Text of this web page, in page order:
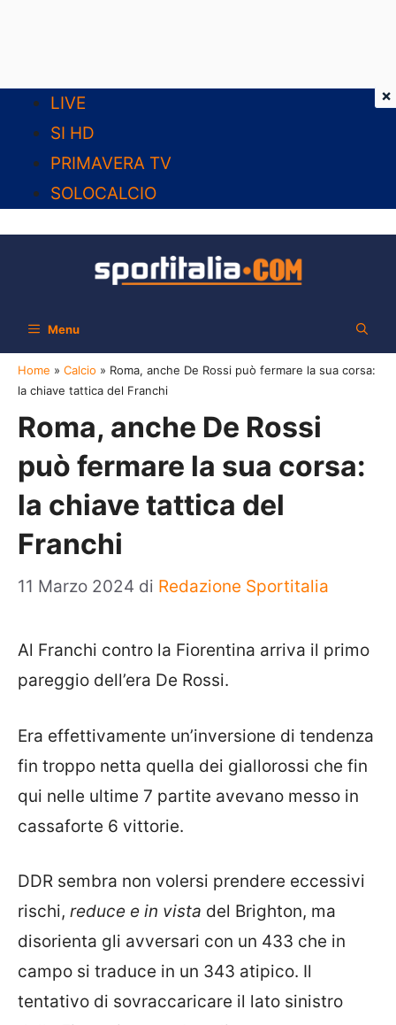
contenuto
LIVE
SI HD
PRIMAVERA TV
SOLOCALCIO
Menu
Home » Calcio » Roma, anche De Rossi può fermare la sua corsa:
la chiave tattica del Franchi
Roma, anche De Rossi
può fermare la sua corsa:
la chiave tattica del
Franchi
11 Marzo 2024 di Redazione Sportitalia
Al Franchi contro la Fiorentina arriva il primo
pareggio dell’era De Rossi.
Era effettivamente un’inversione di tendenza
fin troppo netta quella dei giallorossi che fin
qui nelle ultime 7 partite avevano messo in
cassaforte 6 vittorie.
DDR sembra non volersi prendere eccessivi
rischi, reduce e in vista del Brighton, ma
disorienta gli avversari con un 433 che in
campo si traduce in un 343 atipico. Il
tentativo di sovraccaricare il lato sinistro
×